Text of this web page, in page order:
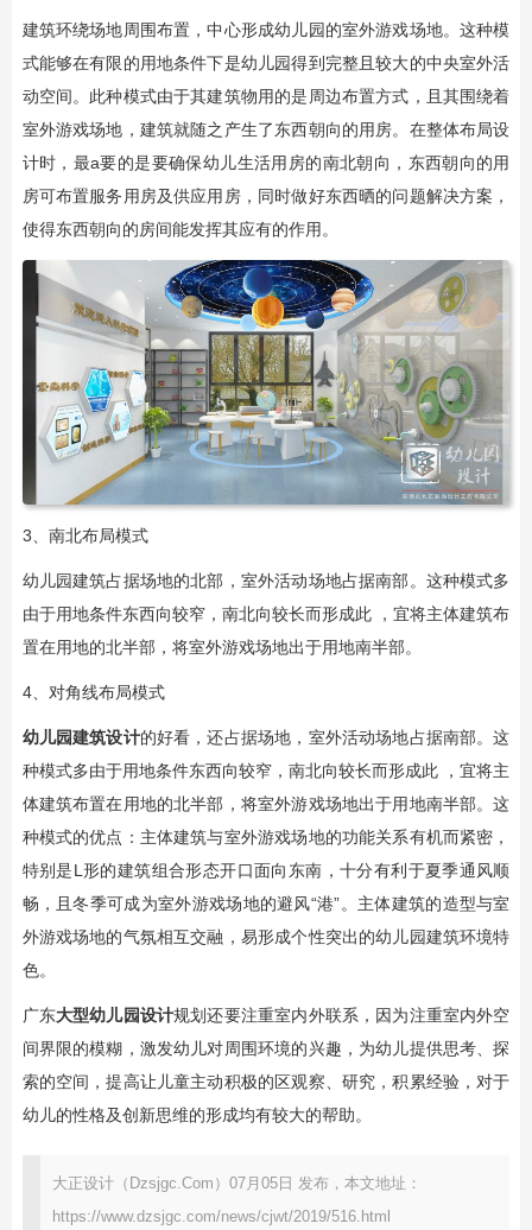
建筑环绕场地周围布置，中心形成幼儿园的室外游戏场地。这种模
式能够在有限的用地条件下是幼儿园得到完整且较大的中央室外活
动空间。此种模式由于其建筑物用的是周边布置方式，且其围绕着
室外游戏场地，建筑就随之产生了东西朝向的用房。在整体布局设
计时，最a要的是要确保幼儿生活用房的南北朝向，东西朝向的用
房可布置服务用房及供应用房，同时做好东西晒的问题解决方案，
使得东西朝向的房间能发挥其应有的作用。
3、南北布局模式
幼儿园建筑占据场地的北部，室外活动场地占据南部。这种模式多
由于用地条件东西向较窄，南北向较长而形成此 ，宜将主体建筑布
置在用地的北半部，将室外游戏场地出于用地南半部。
4、对角线布局模式
幼儿园建筑设计的好看，还占据场地，室外活动场地占据南部。这
种模式多由于用地条件东西向较窄，南北向较长而形成此 ，宜将主
体建筑布置在用地的北半部，将室外游戏场地出于用地南半部。这
种模式的优点：主体建筑与室外游戏场地的功能关系有机而紧密，
特别是L形的建筑组合形态开口面向东南，十分有利于夏季通风顺
畅，且冬季可成为室外游戏场地的避风“港”。主体建筑的造型与室
外游戏场地的气氛相互交融，易形成个性突出的幼儿园建筑环境特
色。
广东大型幼儿园设计规划还要注重室内外联系，因为注重室内外空
间界限的模糊，激发幼儿对周围环境的兴趣，为幼儿提供思考、探
索的空间，提高让儿童主动积极的区观察、研究，积累经验，对于
幼儿的性格及创新思维的形成均有较大的帮助。
大正设计（Dzsjgc.Com）07月05日 发布，本文地址：
https://www.dzsjgc.com/news/cjwt/2019/516.html